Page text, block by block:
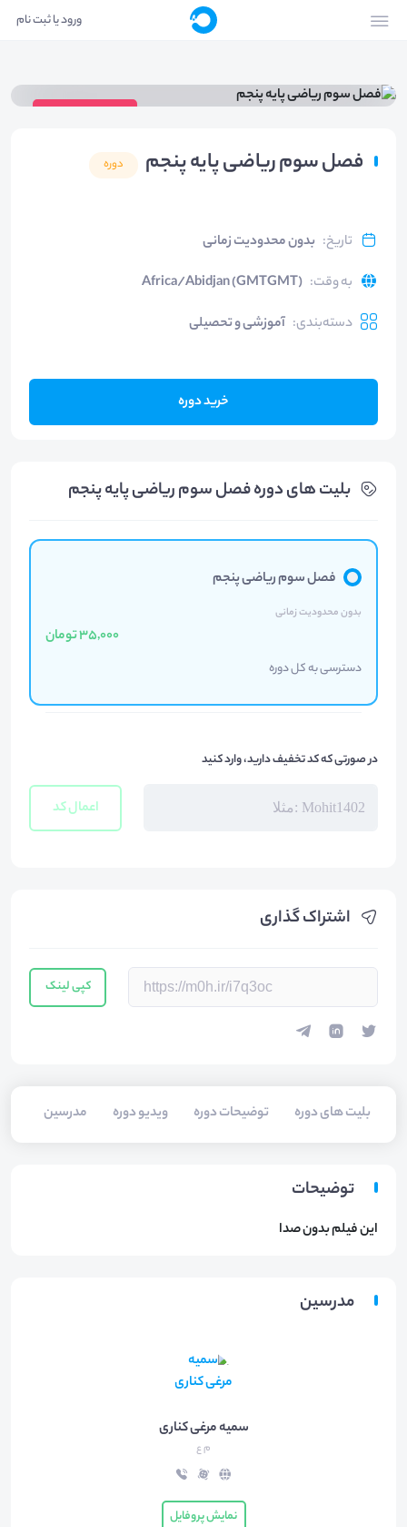
ورود یا ثبت نام
فصل سوم ریاضی پایه پنجم دوره
تاریخ: بدون محدودیت زمانی
به وقت:
Africa/Abidjan (GMTGMT)
دسته‌بندی: آموزشی و تحصیلی
خرید دوره
اشتراک گذاری
کپی لینک
بلیت های دوره توضیحات دوره ویدیو دوره مدرسین
بلیت های دوره فصل سوم ریاضی پایه پنجم
فصل سوم ریاضی پنجم
بدون محدودیت زمانی
35,000 تومان
دسترسی به کل دوره
در صورتی که کد تخفیف دارید، وارد کنید
اعمال کد
توضیحات
این فیلم بدون صدا
مدرسین
سمیه مرغی کناری
م ع
نمایش پروفایل